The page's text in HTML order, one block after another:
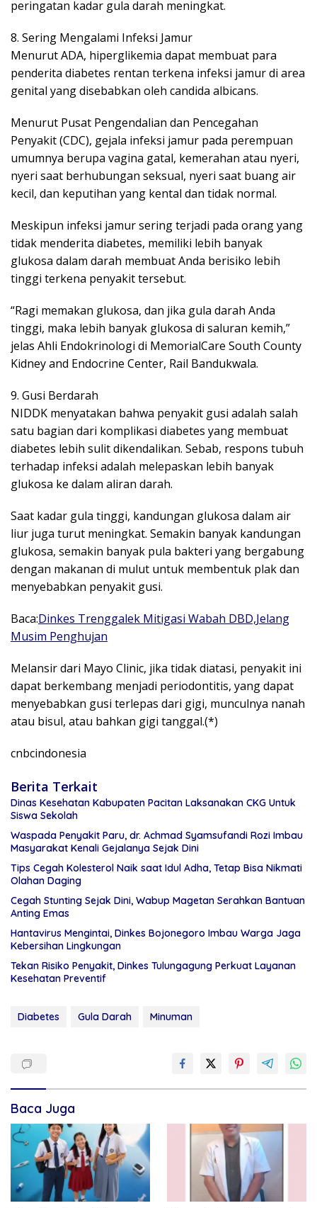
peringatan kadar gula darah meningkat.
8. Sering Mengalami Infeksi Jamur
Menurut ADA, hiperglikemia dapat membuat para
penderita diabetes rentan terkena infeksi jamur di area
genital yang disebabkan oleh candida albicans.
Menurut Pusat Pengendalian dan Pencegahan
Penyakit (CDC), gejala infeksi jamur pada perempuan
umumnya berupa vagina gatal, kemerahan atau nyeri,
nyeri saat berhubungan seksual, nyeri saat buang air
kecil, dan keputihan yang kental dan tidak normal.
Meskipun infeksi jamur sering terjadi pada orang yang
tidak menderita diabetes, memiliki lebih banyak
glukosa dalam darah membuat Anda berisiko lebih
tinggi terkena penyakit tersebut.
“Ragi memakan glukosa, dan jika gula darah Anda
tinggi, maka lebih banyak glukosa di saluran kemih,”
jelas Ahli Endokrinologi di MemorialCare South County
Kidney and Endocrine Center, Rail Bandukwala.
9. Gusi Berdarah
NIDDK menyatakan bahwa penyakit gusi adalah salah
satu bagian dari komplikasi diabetes yang membuat
diabetes lebih sulit dikendalikan. Sebab, respons tubuh
terhadap infeksi adalah melepaskan lebih banyak
glukosa ke dalam aliran darah.
Saat kadar gula tinggi, kandungan glukosa dalam air
liur juga turut meningkat. Semakin banyak kandungan
glukosa, semakin banyak pula bakteri yang bergabung
dengan makanan di mulut untuk membentuk plak dan
menyebabkan penyakit gusi.
Baca:Dinkes Trenggalek Mitigasi Wabah DBD,Jelang
Musim Penghujan
Melansir dari Mayo Clinic, jika tidak diatasi, penyakit ini
dapat berkembang menjadi periodontitis, yang dapat
menyebabkan gusi terlepas dari gigi, munculnya nanah
atau bisul, atau bahkan gigi tanggal.(*)
cnbcindonesia
Berita Terkait
Dinas Kesehatan Kabupaten Pacitan Laksanakan CKG Untuk
Siswa Sekolah
Waspada Penyakit Paru, dr. Achmad Syamsufandi Rozi Imbau
Masyarakat Kenali Gejalanya Sejak Dini
Tips Cegah Kolesterol Naik saat Idul Adha, Tetap Bisa Nikmati
Olahan Daging
Cegah Stunting Sejak Dini, Wabup Magetan Serahkan Bantuan
Anting Emas
Hantavirus Mengintai, Dinkes Bojonegoro Imbau Warga Jaga
Kebersihan Lingkungan
Tekan Risiko Penyakit, Dinkes Tulungagung Perkuat Layanan
Kesehatan Preventif
Diabetes Gula Darah Minuman
Baca Juga